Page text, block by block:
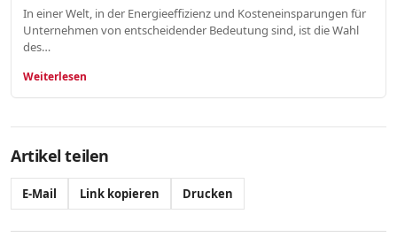
In einer Welt, in der Energieeffizienz und Kosteneinsparungen für
Unternehmen von entscheidender Bedeutung sind, ist die Wahl
des…
Weiterlesen
Artikel teilen
E-Mail Link kopieren Drucken